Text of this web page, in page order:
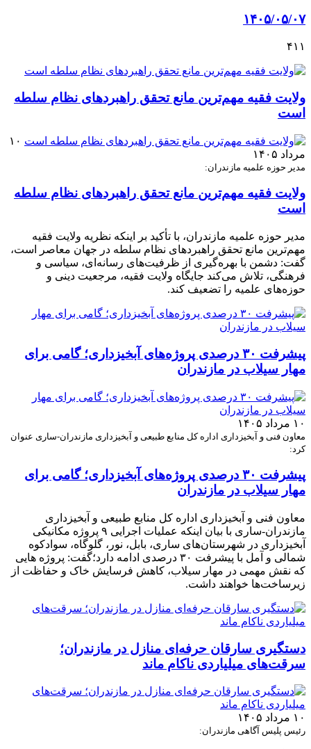
۱۴۰۵/۰۵/۰۷
۴۱۱
ولایت فقیه مهم‌ترین مانع تحقق راهبردهای نظام سلطه
است
۱۰
مرداد ۱۴۰۵
مدیر حوزه علمیه مازندران:
ولایت فقیه مهم‌ترین مانع تحقق راهبردهای نظام سلطه
است
مدیر حوزه علمیه مازندران، با تأکید بر اینکه نظریه ولایت فقیه
مهم‌ترین مانع تحقق راهبردهای نظام سلطه در جهان معاصر است،
گفت: دشمن با بهره‌گیری از ظرفیت‌های رسانه‌ای، سیاسی و
فرهنگی، تلاش می‌کند جایگاه ولایت فقیه، مرجعیت دینی و
حوزه‌های علمیه را تضعیف کند.
پیشرفت ۳۰ درصدی پروژه‌های آبخیزداری؛ گامی برای
مهار سیلاب در مازندران
۱۰ مرداد ۱۴۰۵
معاون فنی و آبخیزداری اداره کل منابع طبیعی و آبخیزداری مازندران-ساری عنوان
کرد:
پیشرفت ۳۰ درصدی پروژه‌های آبخیزداری؛ گامی برای
مهار سیلاب در مازندران
معاون فنی و آبخیزداری اداره کل منابع طبیعی و آبخیزداری
مازندران-ساری با بیان اینکه عملیات اجرایی ۹ پروژه مکانیکی
آبخیزداری در شهرستان‌های ساری، بابل، نور، گلوگاه، سوادکوه
شمالی و آمل با پیشرفت ۳۰ درصدی ادامه دارد؛گفت: پروژه هایی
که نقش مهمی در مهار سیلاب، کاهش فرسایش خاک و حفاظت از
زیرساخت‌ها خواهند داشت.
دستگیری سارقان حرفه‌ای منازل در مازندران؛
سرقت‌های میلیاردی ناکام ماند
۱۰ مرداد ۱۴۰۵
رئیس پلیس آگاهی مازندران: